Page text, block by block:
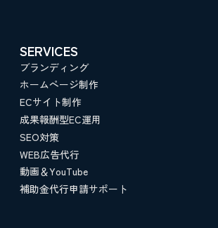
SERVICES
ブランディング
ホームページ制作
ECサイト制作
成果報酬型EC運用
SEO対策
WEB広告代行
動画＆YouTube
補助金代行申請サポート